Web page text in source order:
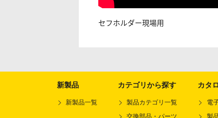
セフホルダー現場用
新製品
新製品一覧
カテゴリから探す
製品カテゴリ一覧
交換部品・パーツ
カタ
電
製